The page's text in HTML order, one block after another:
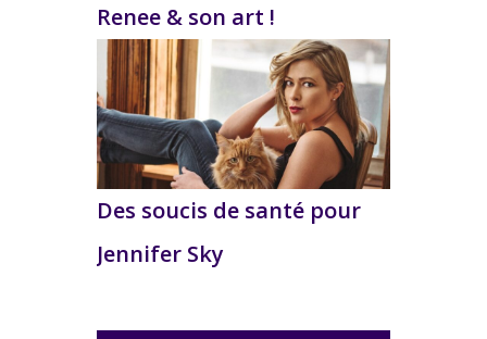
Renee & son art !
Des soucis de santé pour
Jennifer Sky